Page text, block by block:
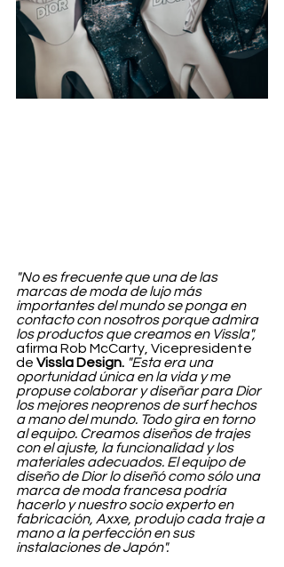
"No es frecuente que una de las
marcas de moda de lujo más
importantes del mundo se ponga en
contacto con nosotros porque admira
los productos que creamos en Vissla",
afirma Rob McCarty, Vicepresidente
de Vissla Design. "Esta era una
oportunidad única en la vida y me
propuse colaborar y diseñar para Dior
los mejores neoprenos de surf hechos
a mano del mundo. Todo gira en torno
al equipo. Creamos diseños de trajes
con el ajuste, la funcionalidad y los
materiales adecuados. El equipo de
diseño de Dior lo diseñó como sólo una
marca de moda francesa podría
hacerlo y nuestro socio experto en
fabricación, Axxe, produjo cada traje a
mano a la perfección en sus
instalaciones de Japón".